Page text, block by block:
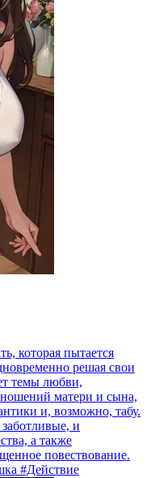
которая пытается
решая свои
темы любви,
матери и сына,
и, возможно, табу.
и
а также
повествование.
#Действие